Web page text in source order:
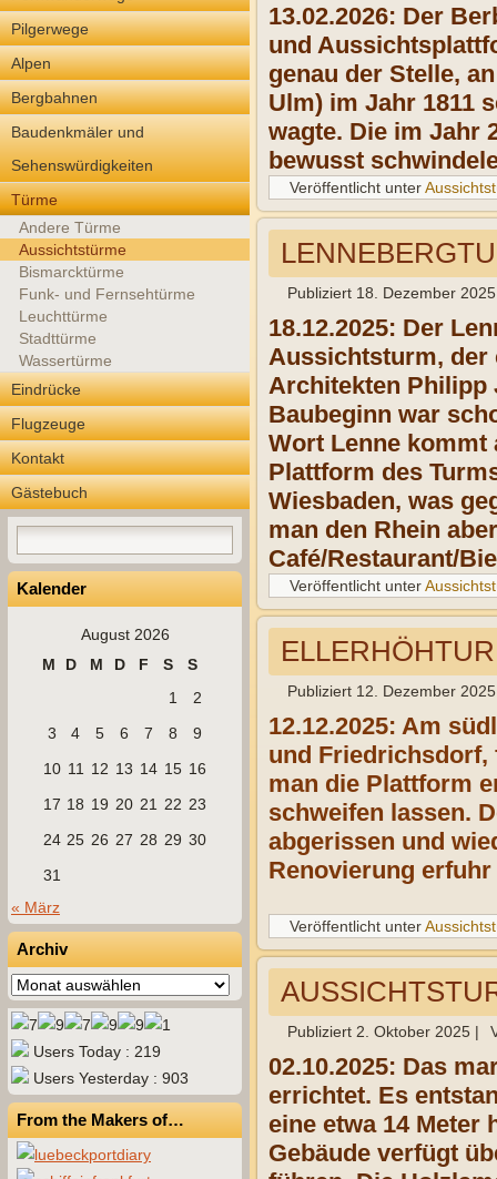
Pilgerwege
Alpen
Bergbahnen
Baudenkmäler und
Sehenswürdigkeiten
Türme
Andere Türme
Aussichtstürme
Bismarcktürme
Funk- und Fernsehtürme
Leuchttürme
Stadttürme
Wassertürme
Eindrücke
Flugzeuge
Kontakt
Gästebuch
Kalender
August 2026
M
D M D F S
S
1
2
3
4 5 6 7 8
9
10 11 12 13 14 15 16
17 18 19 20 21 22 23
24 25 26 27 28 29 30
31
« März
Archiv
Archiv
Users Today : 219
Users Yesterday : 903
From the Makers of…
13.02.2026: Der
und
genau der Stelle,
Ulm) im Jahr 1811
wagte. Die im Jahr
bewusst
Veröffentlicht unter
Publiziert 18. Dezember 2025
18.12.2025: Der
Aussichtsturm, der
Architekten Philipp
Baubeginn war
Wort Lenne kommt
Plattform des
Wiesbaden, was
man den Rhein
Café/Restaurant/
Veröffentlicht unter
Publiziert 12. Dezember 2025
12.12.2025: Am
und Friedrichsdorf,
man die Plattform
schweifen lassen.
abgerissen und
Renovierung
Veröffentlicht unter
Publiziert 2. Oktober 2025 |
02.10.2025: Das
errichtet. Es
eine etwa 14 Meter
Gebäude verfügt